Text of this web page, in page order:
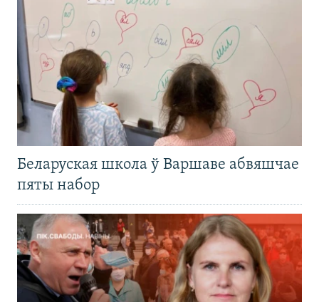
Беларуская школа ў Варшаве абвяшчае
пяты набор